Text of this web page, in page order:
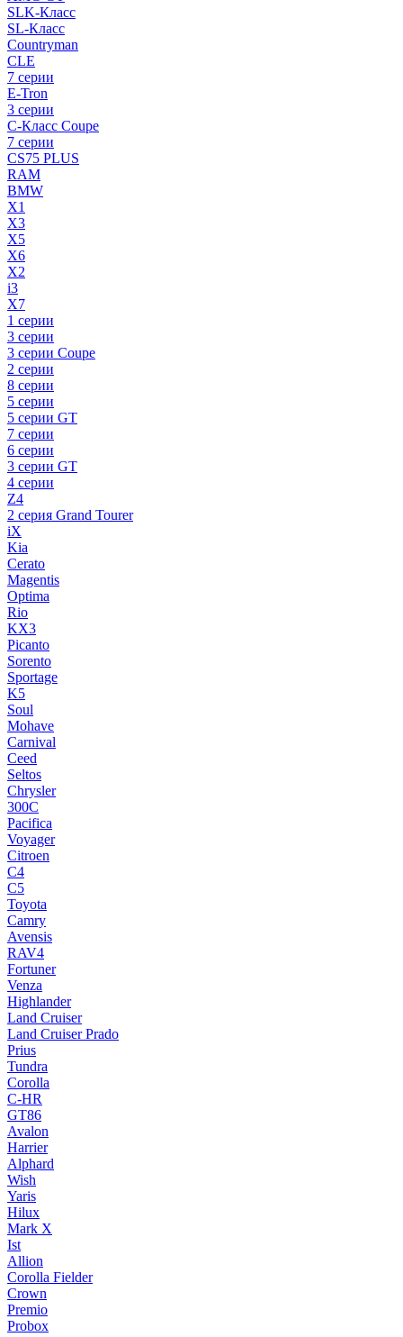
SLK-Класс
SL-Класс
Countryman
CLE
7 серии
E-Tron
3 серии
C-Класс Coupe
7 серии
CS75 PLUS
RAM
BMW
X1
X3
X5
X6
X2
i3
X7
1 серии
3 серии
3 серии Coupe
2 серии
8 серии
5 серии
5 серии GT
7 серии
6 серии
3 серии GT
4 серии
Z4
2 серия Grand Tourer
iX
Kia
Cerato
Magentis
Optima
Rio
KX3
Picanto
Sorento
Sportage
K5
Soul
Mohave
Carnival
Ceed
Seltos
Chrysler
300C
Pacifica
Voyager
Citroen
C4
C5
Toyota
Camry
Avensis
RAV4
Fortuner
Venza
Highlander
Land Cruiser
Land Cruiser Prado
Prius
Tundra
Corolla
C-HR
GT86
Avalon
Harrier
Alphard
Wish
Yaris
Hilux
Mark X
Ist
Allion
Corolla Fielder
Crown
Premio
Probox